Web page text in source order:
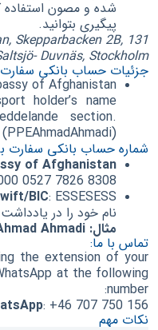
شده و مصون استفاده
پیگیری بتوانید.
Skepparbacken 2B, 131
Duvnäs, Stockholm
جزئیات حساب بانکی
of Afghanistan
holder’s name
section.
شماره حساب بانکی سفارت
of Afghanistan
0527 7826 8308
BIC: ESSESESS
نام خود را در
مثال: Ahmad Ahmadi
تماس با ما:
the extension of your
at the following
number:
: +46 707 750 156
نکات مهم